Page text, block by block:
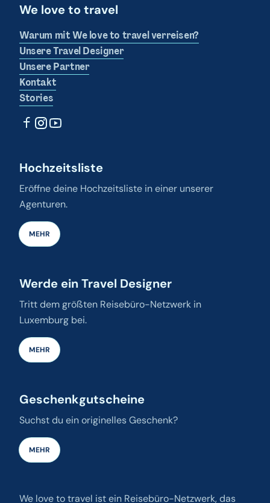
We love to travel
Warum mit We love to travel verreisen?
Unsere Travel Designer
Unsere Partner
Kontakt
Stories
Hochzeitsliste
Eröffne deine Hochzeitsliste in einer unserer
Agenturen.
MEHR
Werde ein Travel Designer
Tritt dem größten Reisebüro-Netzwerk in
Luxemburg bei.
MEHR
Geschenkgutscheine
Suchst du ein originelles Geschenk?
MEHR
We love to travel ist ein Reisebüro-Netzwerk, das